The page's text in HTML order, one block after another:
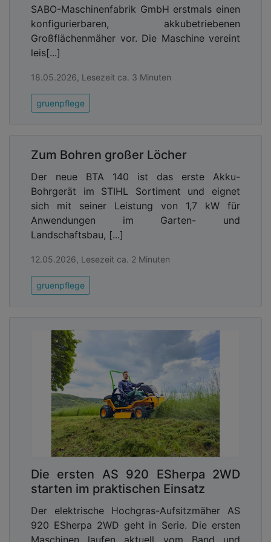
Rücken getragenen Akkus handhaben. Das beugt
Rückenbeschwerden vor, zudem wird so die
Gefahr von Arbeitsunfällen – und somit
Personalausfall – aufgrund von Ermüdung
verringert. Weil in den Elektromotoren der
Akkugeräte lediglich rotierende und keine
oszillierenden Bewegungen entstehen, erzeugen
die Maschinen auch deutlich weniger
vielfach geringere Betriebsgeräusche als
Benzingeräte und keine schädlichen Abgase
erzeugen, ist ein großer Gewinn für Anwender und
Umwelt.
Einfaches Energiemanagement
Den Pflegeprofis von Liléo Jardins aus Frankreich
brachte die Umrüstung auf Akkutechnik auch
wesentliche Vorteile im Energiemanagement,
erklärt der Landschaftsgärtner Julien Loquatelli:
im Vergleich zu Masch inen mit
Verbrennungsmotoren bestehen darin, dass wir
SABO-Maschinenfabrik GmbH erstmals einen
konfigurierbaren, akkubetriebenen
Großflächenmäher vor. Die Maschine vereint
leis[...]
18.05.2026, Lesezeit ca. 3 Minuten
gruenpflege
Zum Bohren großer Löcher
Der neue BTA 140 ist das erste Akku-
Bohrgerät im STIHL Sortiment und eignet
sich mit seiner Leistung von 1,7 kW für
Anwendungen im Garten- und
Landschaftsbau, [...]
12.05.2026, Lesezeit ca. 2 Minuten
gruenpflege
Die ersten AS 920 ESherpa 2WD
starten im praktischen Einsatz
Der elektrische Hochgras-Aufsitzmäher AS
920 ESherpa 2WD geht in Serie. Die ersten
Maschinen laufen aktuell vom Band und